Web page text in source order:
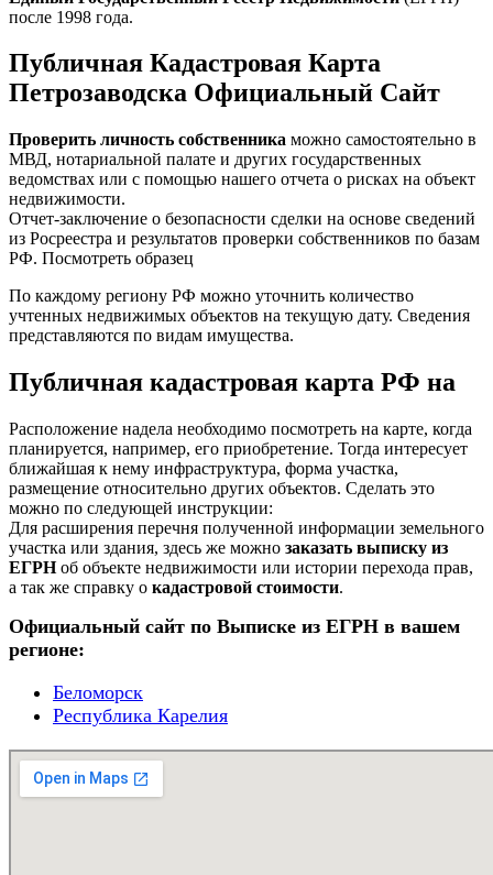
после 1998 года.
Публичная Кадастровая Карта
Петрозаводска Официальный Сайт
Проверить личность собственника можно самостоятельно в
МВД, нотариальной палате и других государственных
ведомствах или с помощью нашего отчета о рисках на объект
недвижимости.
Отчет-заключение о безопасности сделки на основе сведений
из Росреестра и результатов проверки собственников по базам
РФ. Посмотреть образец
По каждому региону РФ можно уточнить количество
учтенных недвижимых объектов на текущую дату. Сведения
представляются по видам имущества.
Публичная кадастровая карта РФ на
Расположение надела необходимо посмотреть на карте, когда
планируется, например, его приобретение. Тогда интересует
ближайшая к нему инфраструктура, форма участка,
размещение относительно других объектов. Сделать это
можно по следующей инструкции:
Для расширения перечня полученной информации земельного
участка или здания, здесь же можно заказать выписку из
ЕГРНоб объекте недвижимости или истории перехода прав,
а так же справку о кадастровой стоимости.
Официальный сайт по Выписке из ЕГРН в вашем
регионе:
Беломорск
Республика Карелия